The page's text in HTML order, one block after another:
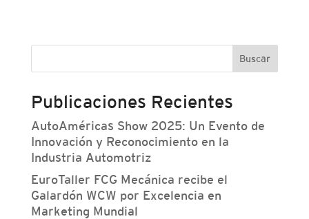
Buscar
Publicaciones Recientes
AutoAméricas Show 2025: Un Evento de
Innovación y Reconocimiento en la
Industria Automotriz
EuroTaller FCG Mecánica recibe el
Galardón WCW por Excelencia en
Marketing Mundial